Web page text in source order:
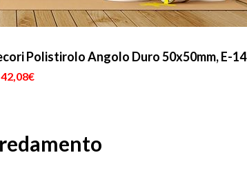
Polistirolo Angolo Duro 50x50mm, E-14